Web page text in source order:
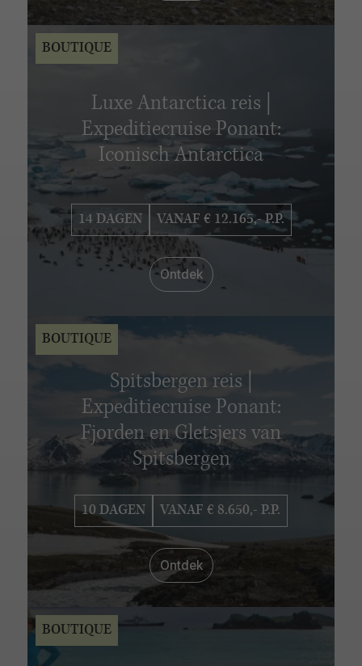
Luxe Antarctica reis |
Expeditiecruise Ponant:
Iconisch Antarctica
14 DAGEN VANAF € 12.165,- P.P.
Ontdek
BOUTIQUE
Spitsbergen reis |
Expeditiecruise Ponant:
Fjorden en Gletsjers van
Spitsbergen
10 DAGEN VANAF € 8.650,- P.P.
Ontdek
BOUTIQUE
BOUTIQUE